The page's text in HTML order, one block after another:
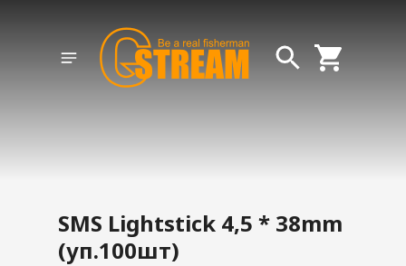
SMS Lightstick 4,5 * 38mm
(уп.100шт)